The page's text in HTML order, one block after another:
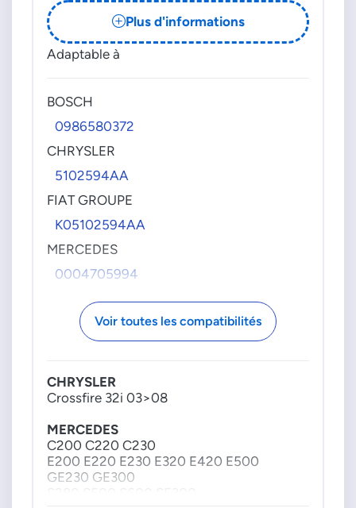
Plus d'informations
Adaptable à
BOSCH
0986580372
CHRYSLER
5102594AA
FIAT GROUPE
K05102594AA
MERCEDES
0004705994
0004706794
0004707894
0004780001
004705994
004706094
004706794
Voir toutes les compatibilités
CHRYSLER
Crossfire 32i 03>08
MERCEDES
C200 C220 C230
E200 E220 E230 E320 E420 E500
GE230 GE300